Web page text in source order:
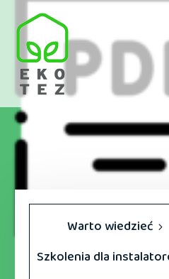
Warto wiedzieć
Szkolenia dla